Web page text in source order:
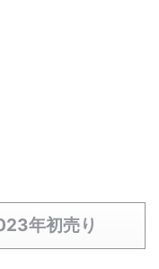
年初売り